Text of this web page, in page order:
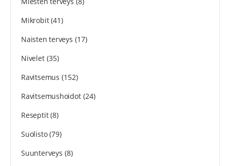
Mikrobit(41)
Naisten terveys (17)
Nivelet(35)
Ravitsemus (152)
Ravitsemushoidot(24)
Reseptit(8)
Suolisto(79)
Suunterveys (8)